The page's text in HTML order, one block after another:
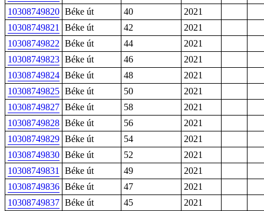
10308749820 Béke út 40
2021
10308749821
Béke út 42
2021
10308749822 Béke út 44
2021
10308749823 Béke út 46
2021
10308749824 Béke út 48
2021
10308749825 Béke út 50
2021
10308749827 Béke út 58
2021
10308749828 Béke út 56
2021
10308749829 Béke út 54
2021
10308749830 Béke út 52
2021
10308749831
Béke út 49
2021
10308749836 Béke út 47
2021
10308749837 Béke út 45
2021